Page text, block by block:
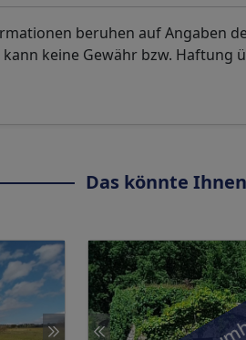
beruhen auf Angaben
keine Gewähr bzw.
Das könnte